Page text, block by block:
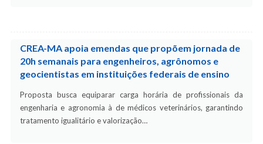
CREA-MA apoia emendas que propõem jornada de
20h semanais para engenheiros, agrônomos e
geocientistas em instituições federais de ensino
Proposta busca equiparar carga horária de profissionais da
engenharia e agronomia à de médicos veterinários, garantindo
tratamento igualitário e valorização…